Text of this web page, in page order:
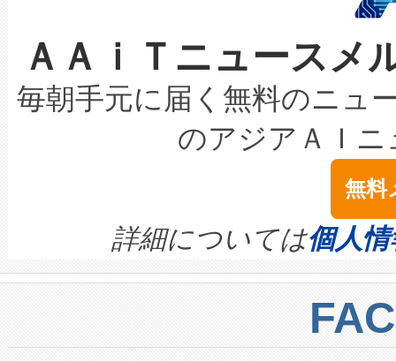
取得できる可能性もあります
設には、3億～4億ドルかか
最高経営責任者（CEO）であ
す。「当社のfully-connected
ームを利用すれば、6,000万
きます。この効率性は、フェ
限を超えて利用可能な電力容
持できるよう貢献します。こ
ービスレベル契約（SLA）違
テリー性能の劣化によるダウ
念は、現在データセンターが
ます。 Voltaiq provides a
quality and reliability for AI
BESS stack to ensure battery
centers. Voltaiqは、ai&のAI
からシステム統合、試運転、
なレーザースポットにより、
な環境下でも豊かなディテー
キロメートル範囲を検出
LiDAR for Inspections,
は1535 nmレーザーを搭載。
イズの小径化を実現すること
す。ノーマルモードでは、
ートル先まで検出でき、これ
トに対して約600メートルに
では、反射率10％のターゲッ
ＡＡｉＴニュース
毎朝手元に届く無料のニュ
のアジアＡＩ
無料
詳細については個人